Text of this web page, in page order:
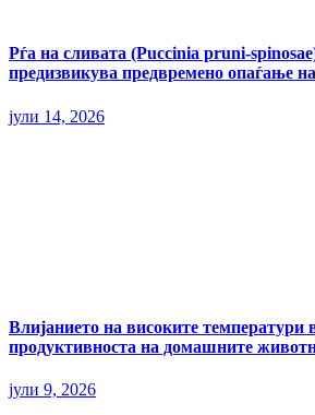
Рѓа на сливата (Puccinia pruni-
предизвикува предвремено опаѓање
јули 14, 2026
Влијанието на високите температури
продуктивноста на домашните
јули 9, 2026